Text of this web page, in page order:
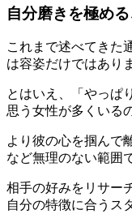
自分磨きを極め
これまで述べてきた
は容姿だけではあり
とはいえ、「やっぱ
思う女性が多くいる
より彼の心を掴んで
など無理のない範囲
相手の好みをリサー
自分の特徴に合うス